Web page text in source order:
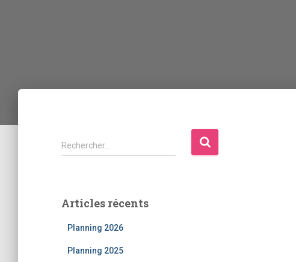
Rechercher…
Articles récents
Planning 2026
Planning 2025